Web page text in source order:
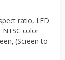
ratio, LED
NTSC color
(Screen-to-